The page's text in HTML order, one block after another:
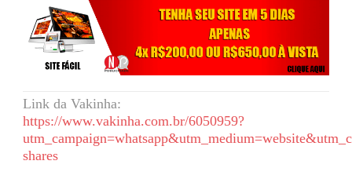
Link da Vakinha:
https://www.vakinha.com.br/6050959?
shares